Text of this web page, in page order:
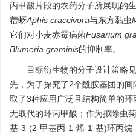
丙甲酸片段的农药分子所展现的
蓿蚜Aphis craccivora与东方黏虫
它们对小麦赤霉病菌Fusarium
Blumeria graminis的抑制率。
目标衍生物的分子设计策略见
先，为了探究了2个酰胺基团的
取了3种应用广泛且结构简单的环
无取代的环丙甲酸；作为拟除虫
基-3-(2-甲基丙-1-烯-1-基)环丙烷